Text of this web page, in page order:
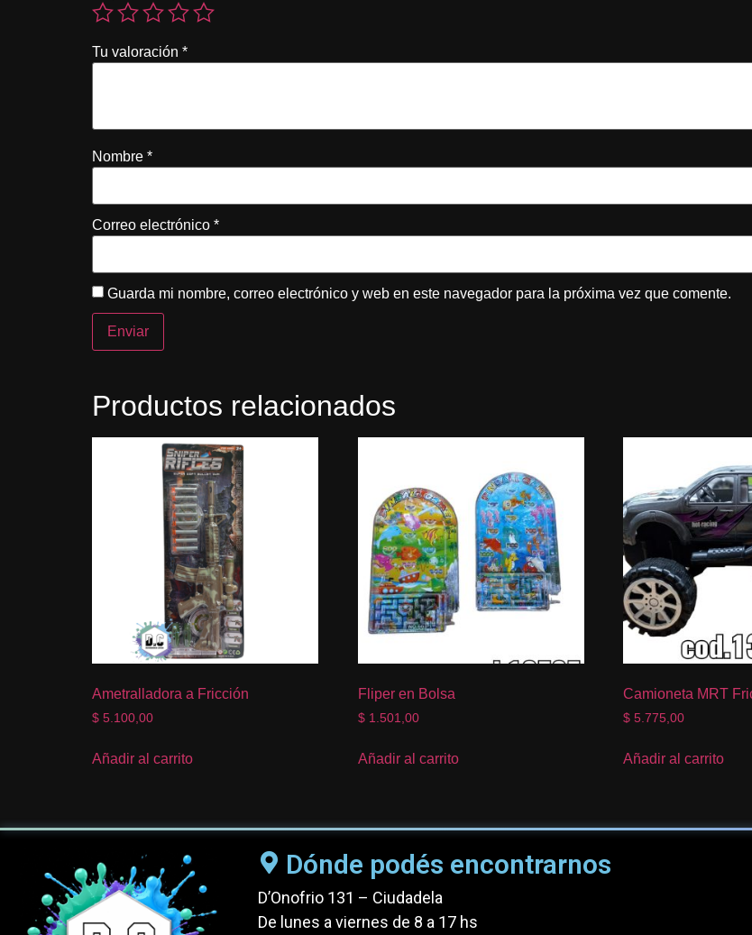
Tu valoración *
Nombre *
Correo electrónico *
Guarda mi nombre, correo electrónico y web en este navegador para la próxima vez que comente.
Productos relacionados
Ametralladora a Fricción
$ 5.100,00
Añadir al carrito
Fliper en Bolsa
$1.501,00
Añadir al carrito
Camioneta MRT
$ 5.775,00
Añadir al carrito
Dónde podés encontrarnos
D’Onofrio 131 – Ciudadela
De lunes a viernes de 8 a 17 hs